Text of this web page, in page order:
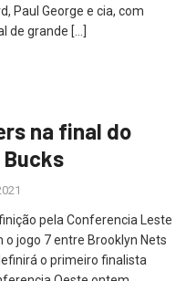
Paul George e cia, com
de grande […]
na final do
Bucks
pela Conferencia Leste
jogo 7 entre Brooklyn Nets
o primeiro finalista